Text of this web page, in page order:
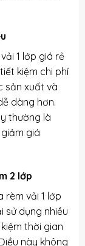
1 lớp giá rẻ
kiệm chi phí
sản xuất và
dàng hơn.
thường là
giá
2 lớp
rèm vải 1 lớp
sử dụng nhiều
thời gian
này không